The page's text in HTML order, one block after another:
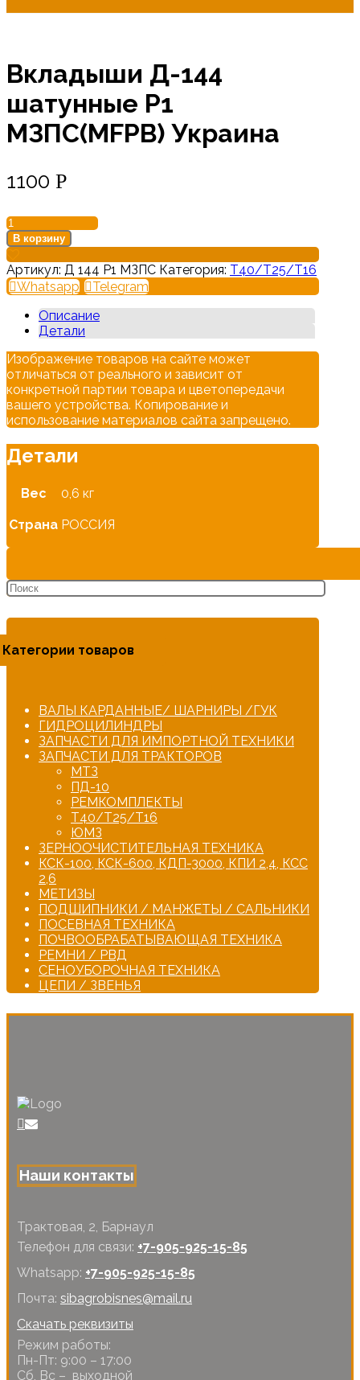
Вкладыши Д-144
шатунные Р1
МЗПС(MFPB) Украина
1100 Р
Количество
товара
Вкладыши
Д-144
шатунные
Р1
МЗПС(MFPB)
Украина
В корзину
Артикул: Д 144 Р1 МЗПС Категория: Т40/Т25/Т16
Whatsapp
Telegram
Описание
Детали
Изображение товаров на сайте может
отличаться от реального и зависит от
конкретной партии товара и цветопередачи
вашего устройства. Копирование и
использование материалов сайта запрещено.
Детали
Вес 0,6 кг
Страна РОССИЯ
Категории товаров
ВАЛЫ КАРДАННЫЕ/ ШАРНИРЫ /ГУК
ГИДРОЦИЛИНДРЫ
ЗАПЧАСТИ ДЛЯ ИМПОРТНОЙ ТЕХНИКИ
ЗАПЧАСТИ ДЛЯ ТРАКТОРОВ
МТЗ
ПД-10
РЕМКОМПЛЕКТЫ
Т40/Т25/Т16
ЮМЗ
ЗЕРНООЧИСТИТЕЛЬНАЯ ТЕХНИКА
КСК-100, КСК-600, КДП-3000, КПИ 2,4, КСС
2,6
МЕТИЗЫ
ПОДШИПНИКИ / МАНЖЕТЫ / САЛЬНИКИ
ПОСЕВНАЯ ТЕХНИКА
ПОЧВООБРАБАТЫВАЮЩАЯ ТЕХНИКА
РЕМНИ / РВД
СЕНОУБОРОЧНАЯ ТЕХНИКА
ЦЕПИ / ЗВЕНЬЯ
Наши контакты
Трактовая, 2, Барнаул
Телефон для связи: +7-905-925-15-85
Whatsapp: +7-905-925-15-85
Почта: sibagrobisnes@mail.ru
Скачать реквизиты
Режим работы:
Пн-Пт: 9:00 – 17:00
Сб, Вс – выходной